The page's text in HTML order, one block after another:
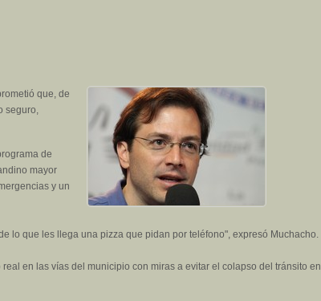
que, de
seguro,
de
mayor
y un
lo que les llega una pizza que pidan por teléfono", expresó Muchacho.
en las vías del municipio con miras a evitar el colapso del tránsito en